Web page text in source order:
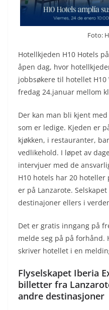
Foto:
Hotellkjeden H10 Hotels
åpen dag, hvor
jobbsøkere til hotellet H10
fredag 24.januar mellom
Der kan man bli kjent
som er ledige. Kjeden er
kjøkken, i restauranter,
vedlikehold. I løpet av
intervjuer med de
H10 hotels har 20 hoteller
er på Lanzarote.
destinajoner ellers i
Det er gratis inngang på
melde seg på på forhånd.
skriver hotellet i en
Flyselskapet Iberia
billetter fra
andre destinasjoner